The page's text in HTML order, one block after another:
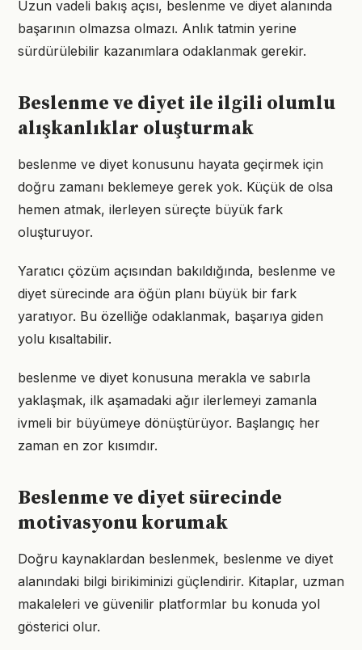
Uzun vadeli bakış açısı, beslenme ve diyet alanında
başarının olmazsa olmazı. Anlık tatmin yerine
sürdürülebilir kazanımlara odaklanmak gerekir.
Beslenme ve diyet ile ilgili olumlu
alışkanlıklar oluşturmak
beslenme ve diyet konusunu hayata geçirmek için
doğru zamanı beklemeye gerek yok. Küçük de olsa
hemen atmak, ilerleyen süreçte büyük fark
oluşturuyor.
Yaratıcı çözüm açısından bakıldığında, beslenme ve
diyet sürecinde ara öğün planı büyük bir fark
yaratıyor. Bu özelliğe odaklanmak, başarıya giden
yolu kısaltabilir.
beslenme ve diyet konusuna merakla ve sabırla
yaklaşmak, ilk aşamadaki ağır ilerlemeyi zamanla
ivmeli bir büyümeye dönüştürüyor. Başlangıç her
zaman en zor kısımdır.
Beslenme ve diyet sürecinde
motivasyonu korumak
Doğru kaynaklardan beslenmek, beslenme ve diyet
alanındaki bilgi birikiminizi güçlendirir. Kitaplar, uzman
makaleleri ve güvenilir platformlar bu konuda yol
gösterici olur.